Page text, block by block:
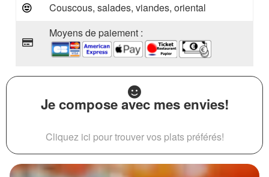
Couscous, salades, viandes, oriental
Moyens de paiement :
Je compose avec mes envies!
Cliquez ici pour trouver vos plats préférés!